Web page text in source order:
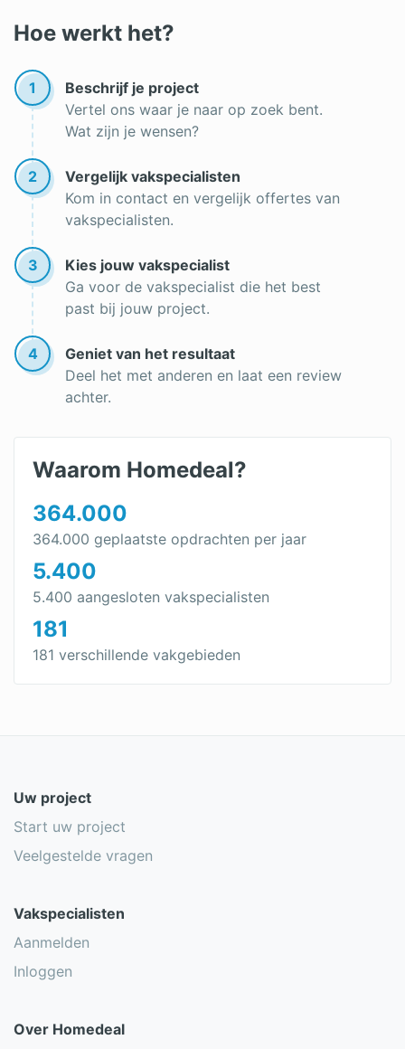
Zonnecollector
Zonnepanelen plaatsen
Beste zonnepanelen
Soorten zonnepanelen
Zonnepanelen kopen
Opbrengst zonnepanelen
Hoe werkt het?
1
Beschrijf je project
Vertel ons waar je naar op zoek bent.
Wat zijn je wensen?
2
Vergelijk vakspecialisten
Kom in contact en vergelijk offertes van
vakspecialisten.
3
Kies jouw vakspecialist
Ga voor de vakspecialist die het best
past bij jouw project.
4
Geniet van het resultaat
Deel het met anderen en laat een review
achter.
Waarom Homedeal?
364.000
364.000 geplaatste opdrachten per jaar
5.400
5.400 aangesloten vakspecialisten
181
181 verschillende vakgebieden
Uw project
Start uw project
Veelgestelde vragen
Vakspecialisten
Aanmelden
Inloggen
Over Homedeal